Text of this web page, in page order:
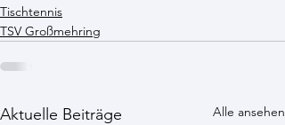
Tischtennis
TSV Großmehring
Aktuelle Beiträge Alle ansehen